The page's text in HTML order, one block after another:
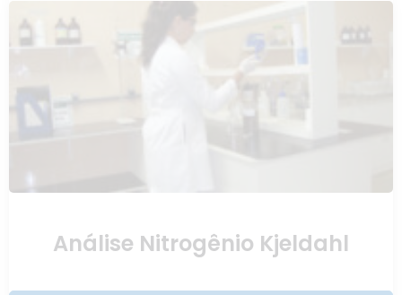
Análise Nitrogênio Kjeldahl